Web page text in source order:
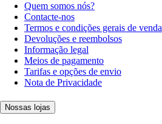
Quem somos nós?
Contacte-nos
Termos e condições gerais de venda
Devoluções e reembolsos
Informação legal
Meios de pagamento
Tarifas e opções de envio
Nota de Privacidade
Nossas lojas